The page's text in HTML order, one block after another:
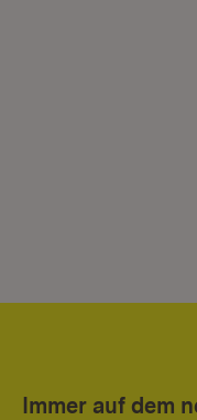
Immer auf dem